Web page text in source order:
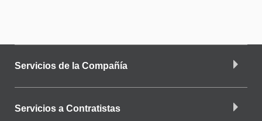
Servicios de la Compañía
Servicios a Contratistas